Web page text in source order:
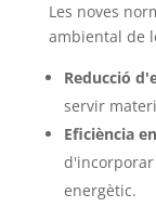
Les noves
ambiental de
Reducció
servir
Eficiència
energètic.